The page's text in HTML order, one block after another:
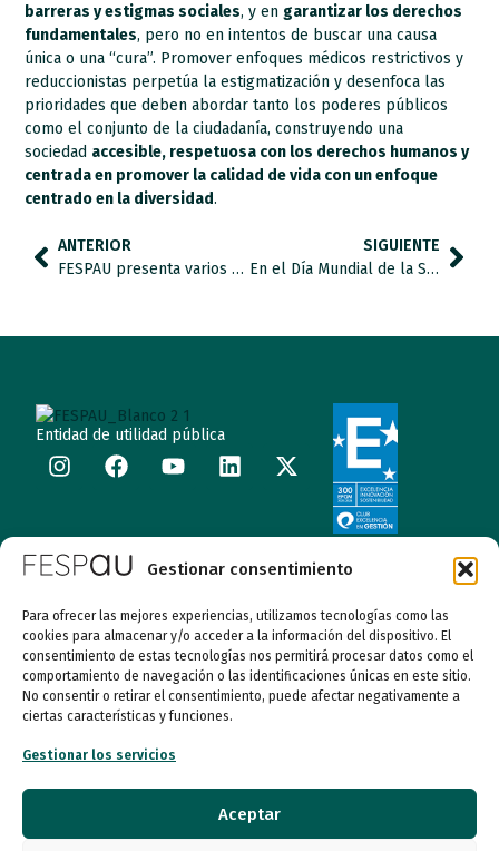
Gestionar consentimiento
Para ofrecer las mejores experiencias, utilizamos tecnologías como las
cookies para almacenar y/o acceder a la información del dispositivo. El
consentimiento de estas tecnologías nos permitirá procesar datos como el
comportamiento de navegación o las identificaciones únicas en este sitio.
No consentir o retirar el consentimiento, puede afectar negativamente a
ciertas características y funciones.
Gestionar los servicios
Aceptar
barreras y estigmas sociales, y en garantizar los derechos
fundamentales, pero no en intentos de buscar una causa
única o una “cura”. Promover enfoques médicos restrictivos y
reduccionistas perpetúa la estigmatización y desenfoca las
prioridades que deben abordar tanto los poderes públicos
como el conjunto de la ciudadanía, construyendo una
sociedad accesible, respetuosa con los derechos humanos y
centrada en promover la calidad de vida con un enfoque
centrado en la diversidad.
ANTERIOR
FESPAU presenta varios de sus proyectos en el 14º Congreso de Autismo Europa
SIGUIENTE
En el Día Mundial de la Salud Mental, hablamos con el Dr. García Rubio sobre los beneficios del Mindfulness en la salud mental y el autismo.
Entidad de utilidad pública
Calle Garibay, 7. 3ª Planta Derecha 28007 Madrid
autismo@fespau.es
Tlf.: 91 290 58 06
Atención al Público